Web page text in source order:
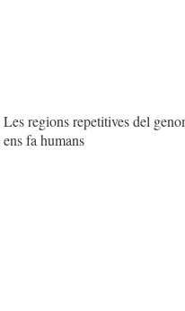
Les regions repetitives del
ens fa humans